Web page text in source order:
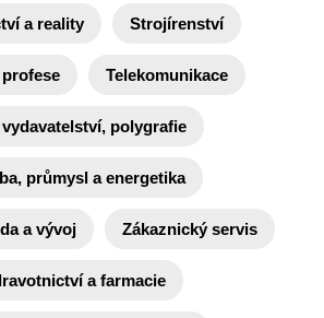
a reality Strojírenství
Telekomunikace
polygrafie
průmysl a energetika
a vývoj Zákaznický servis
a farmacie